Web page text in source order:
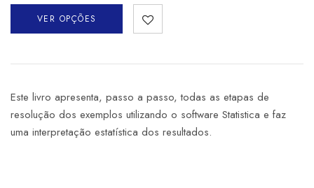
VER OPÇÕES
Este livro apresenta, passo a passo, todas as etapas de
resolução dos exemplos utilizando o software Statistica e faz
uma interpretação estatística dos resultados.